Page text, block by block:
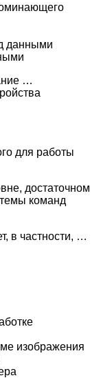
данными
…
для работы
достаточном
команд
в частности, …
изображения